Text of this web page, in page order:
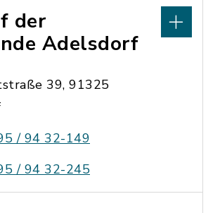
der
Adelsdorf
39, 91325
/ 94 32-149
/ 94 32-245